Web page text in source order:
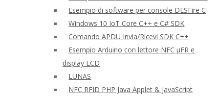
Esempio di software per console DESFire C
Windows 10 IoT Core C++ e C# SDK
Comando APDU Invia/Ricevi SDK C++
Esempio Arduino con lettore NFC μFR e
display LCD
LUNAS
NFC RFID PHP Java Applet & JavaScript